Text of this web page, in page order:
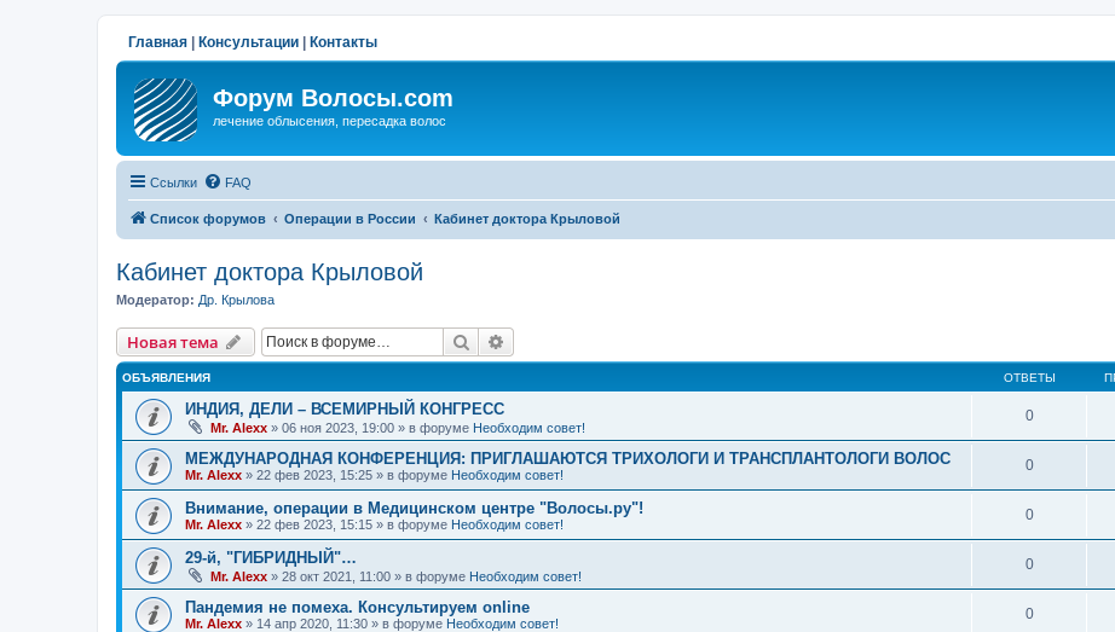
Главная Консультации Контакты
Форум Волосы.com
лечение облысения, пересадка волос
Ссылки FAQ
Список форумов Операции в России Кабинет доктора Крыловой
Кабинет доктора Крыловой
Модератор: Др. Крылова
Новая тема Поиск
ОБЪЯВЛЕНИЯ ОТВЕТЫ
ИНДИЯ, ДЕЛИ – ВСЕМИРНЫЙ КОНГРЕСС
Mr. Alexx » 06 ноя 2023, 19:00 » в форуме Необходим совет!
0
МЕЖДУНАРОДНАЯ КОНФЕРЕНЦИЯ: ПРИГЛАШАЮТСЯ ТРИХОЛОГИ И ТРАНСПЛАНТОЛОГИ ВОЛОС
Mr. Alexx » 22 фев 2023, 15:25 » в форуме Необходим совет!
0
Внимание, операции в Медицинском центре "Волосы.ру"!
Mr. Alexx » 22 фев 2023, 15:15 » в форуме Необходим совет!
0
29-й, "ГИБРИДНЫЙ"…
Mr. Alexx » 28 окт 2021, 11:00 » в форуме Необходим совет!
0
Пандемия не помеха. Консультируем online
Mr. Alexx » 14 апр 2020, 11:30 » в форуме Необходим совет!
0